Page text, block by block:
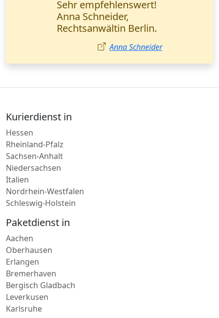
Markus Zimmermann
Sachsen-Anhalt
Niedersachsen
Italien
Nordrhein-Westfalen
Schleswig-Holstein
Paketdienst in
Aachen
Erlangen
Bremerhaven
Bergisch Gladbach
Leverkusen
Karlsruhe
Lieferdienst in
Speicher